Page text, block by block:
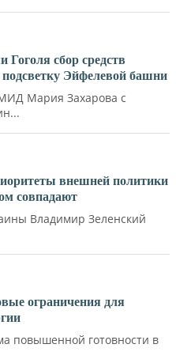
Гоголя сбор средств
Эйфелевой башни
Мария Захарова с
внешней политики
совпадают
Владимир Зеленский
ограничения для
повышенной готовности в